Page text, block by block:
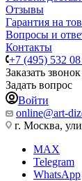
Отзывы
Гарантия на
Вопросы и
Контакты
+7 (495) 532
Заказать звонок
Задать вопрос
Войти
online@art-
г. Москва,
MAX
Telegram
WhatsApp